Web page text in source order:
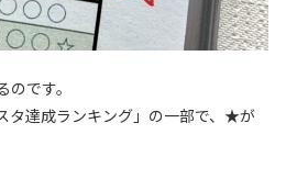
です。
タ達成ランキング」の一部で、★が